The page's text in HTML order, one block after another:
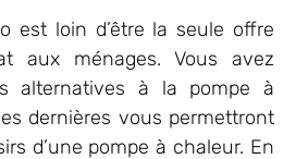
est loin d’être la seule offre
aux ménages. Vous avez
alternatives à la pompe à
dernières vous permettront
d’une pompe à chaleur. En